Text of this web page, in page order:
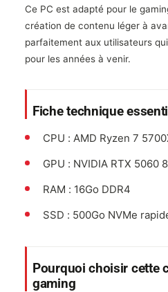
Ce PC est adapté pour le
création de contenu léger à
parfaitement aux utilisateurs
pour les années à venir.
Fiche technique
CPU : AMD Ryzen 7
GPU : NVIDIA RTX 5060
RAM : 16Go DDR4
SSD : 500Go NVMe
Pourquoi choisir cette
gaming